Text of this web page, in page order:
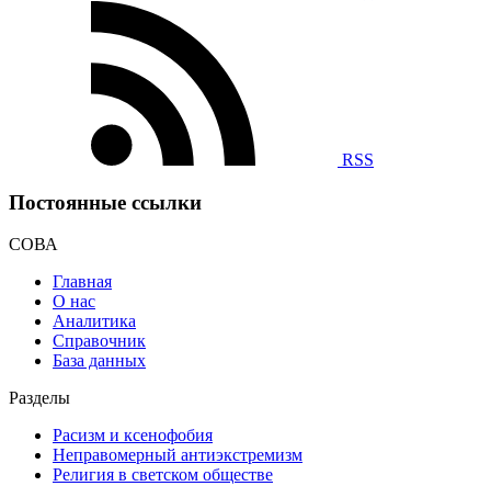
RSS
Постоянные ссылки
СОВА
Главная
О нас
Аналитика
Справочник
База данных
Разделы
Расизм и ксенофобия
Неправомерный антиэкстремизм
Религия в светском обществе